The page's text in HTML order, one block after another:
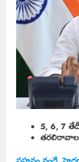
5, 6, 7